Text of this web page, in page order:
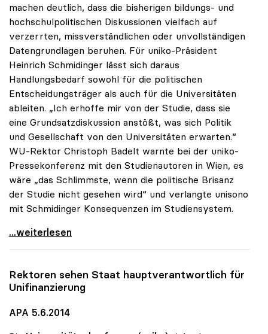
machen deutlich, dass die bisherigen bildungs- und
hochschulpolitischen Diskussionen vielfach auf
verzerrten, missverständlichen oder unvollständigen
Datengrundlagen beruhen. Für uniko-Präsident
Heinrich Schmidinger lässt sich daraus
Handlungsbedarf sowohl für die politischen
Entscheidungsträger als auch für die Universitäten
ableiten. „Ich erhoffe mir von der Studie, dass sie
eine Grundsatzdiskussion anstößt, was sich Politik
und Gesellschaft von den Universitäten erwarten.“
WU-Rektor Christoph Badelt warnte bei der uniko-
Pressekonferenz mit den Studienautoren in Wien, es
wäre „das Schlimmste, wenn die politische Brisanz
der Studie nicht gesehen wird“ und verlangte unisono
mit Schmidinger Konsequenzen im Studiensystem.
Schmidinger zu IHS-Studie: „Erwarte
...weiterlesen
Rektoren sehen Staat hauptverantwortlich für
Unifinanzierung
APA 5.6.2014